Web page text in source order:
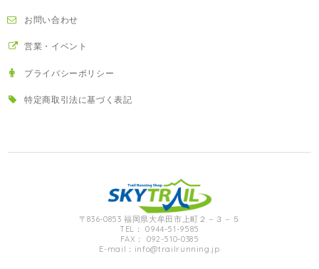
お問い合わせ
営業・イベント
プライバシーポリシー
特定商取引法に基づく表記
〒836-0853 福岡県大牟田市上町２－３－５
TEL： 0944-51-9585
FAX： 092-510-0385
E-mail： info@trailrunning.jp